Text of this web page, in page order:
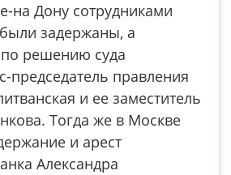
на Дону сотрудниками
задержаны, а
по решению суда
председатель правления
и ее заместитель
Тогда же в Москве
и арест
Александра